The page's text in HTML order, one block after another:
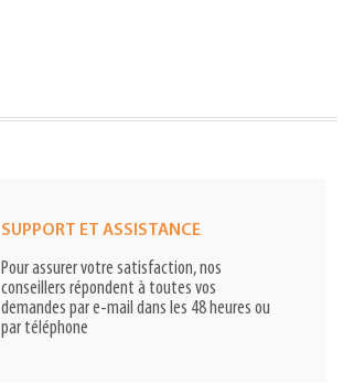
SUPPORT ET ASSISTANCE
Pour assurer votre satisfaction, nos
conseillers répondent à toutes vos
demandes par e-mail dans les 48 heures ou
par téléphone